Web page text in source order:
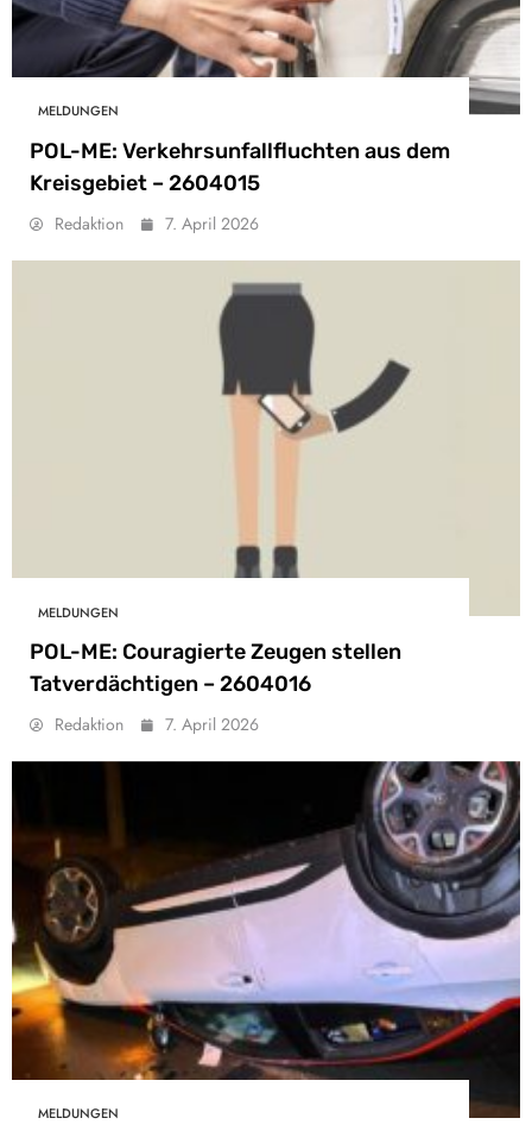
MELDUNGEN
POL-ME: Verkehrsunfallfluchten aus dem
Kreisgebiet – 2604015
Redaktion 7. April 2026
MELDUNGEN
POL-ME: Couragierte Zeugen stellen
Tatverdächtigen – 2604016
Redaktion 7. April 2026
MELDUNGEN